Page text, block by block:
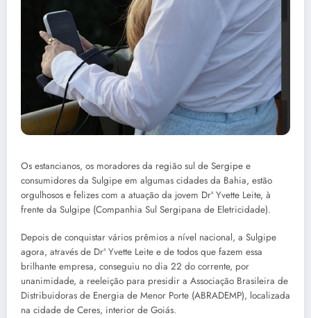
Os estancianos, os moradores da região sul de Sergipe e
consumidores da Sulgipe em algumas cidades da Bahia, estão
orgulhosos e felizes com a atuação da jovem Drª Yvette Leite, à
frente da Sulgipe (Companhia Sul Sergipana de Eletricidade).
Depois de conquistar vários prêmios a nível nacional, a Sulgipe
agora, através de Drª Yvette Leite e de todos que fazem essa
brilhante empresa, conseguiu no dia 22 do corrente, por
unanimidade, a reeleição para presidir a Associação Brasileira de
Distribuidoras de Energia de Menor Porte (ABRADEMP), localizada
na cidade de Ceres, interior de Goiás.